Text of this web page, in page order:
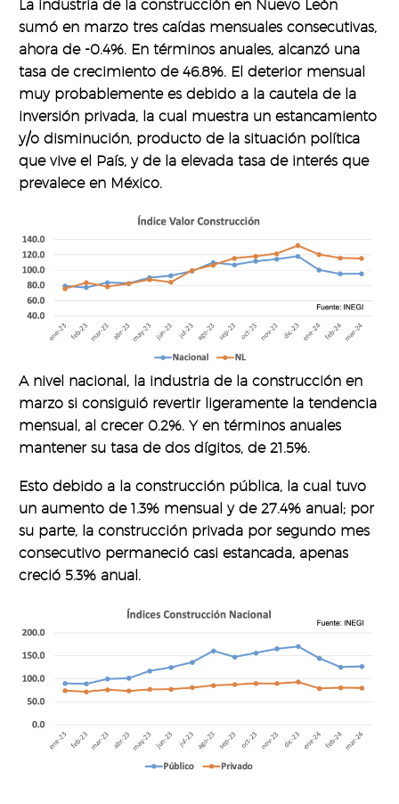
La industria de la construcción en Nuevo León
sumó en marzo tres caídas mensuales consecutivas,
ahora de -0.4%. En términos anuales, alcanzó una
tasa de crecimiento de 46.8%. El deterior mensual
muy probablemente es debido a la cautela de la
inversión privada, la cual muestra un estancamiento
y/o disminución, producto de la situación política
que vive el País, y de la elevada tasa de interés que
prevalece en México.
A nivel nacional, la industria de la construcción en
marzo si consiguió revertir ligeramente la tendencia
mensual, al crecer 0.2%. Y en términos anuales
mantener su tasa de dos dígitos, de 21.5%.
Esto debido a la construcción pública, la cual tuvo
un aumento de 1.3% mensual y de 27.4% anual; por
su parte, la construcción privada por segundo mes
consecutivo permaneció casi estancada, apenas
creció 5.3% anual.